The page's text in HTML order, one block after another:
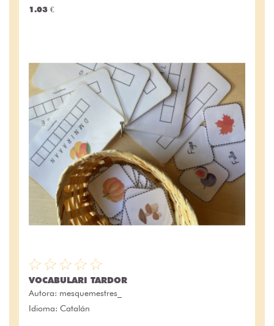
1.03 €
VOCABULARI TARDOR
Autora: mesquemestres_
Idioma: Catalán